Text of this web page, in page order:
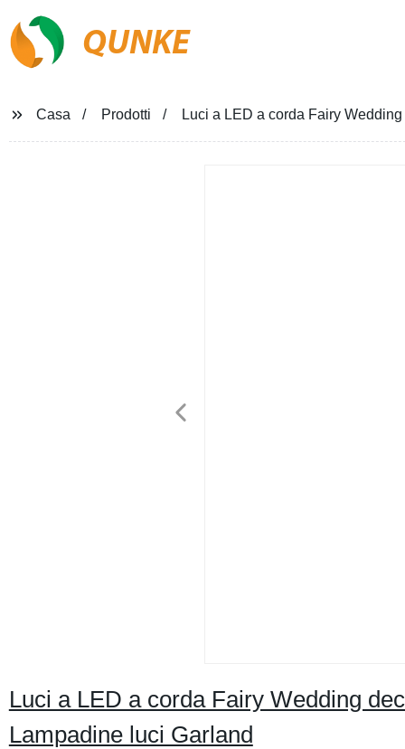
QUNKE
Casa Prodotti Luci a LED a corda Fairy
Luci a LED a corda Fairy Wedding
Lampadine luci Garland